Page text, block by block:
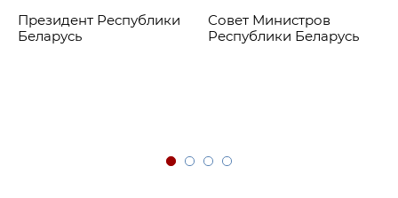
Президент Республики
Беларусь
Совет Министров
Республики Беларусь